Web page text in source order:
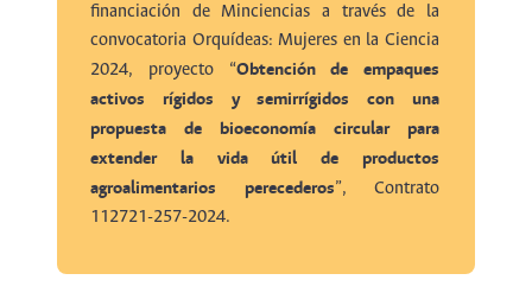
financiación de Minciencias a través de la
convocatoria Orquídeas: Mujeres en la Ciencia
2024, proyecto “Obtención de empaques
activos rígidos y semirrígidos con una
propuesta de bioeconomía circular para
extender la vida útil de productos
agroalimentarios perecederos”, Contrato
112721-257-2024.